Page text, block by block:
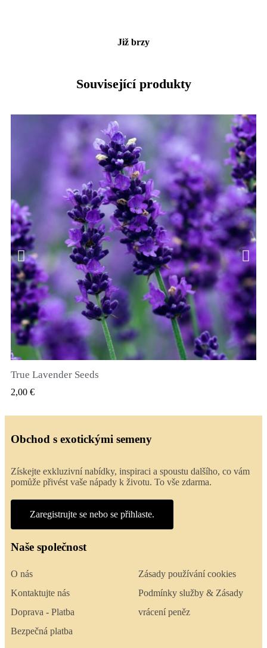
Již brzy
Související produkty
True Lavender Seeds
2,00 €
Obchod s exotickými semeny
Získejte exkluzivní nabídky, inspiraci a spoustu dalšího, co vám
pomůže přivést vaše nápady k životu. To vše zdarma.
Zaregistrujte se nebo se přihlaste.
Naše společnost
O nás
Kontaktujte nás
Doprava - Platba
Bezpečná platba
Zásady používání cookies
Podmínky služby & Zásady
vrácení peněz